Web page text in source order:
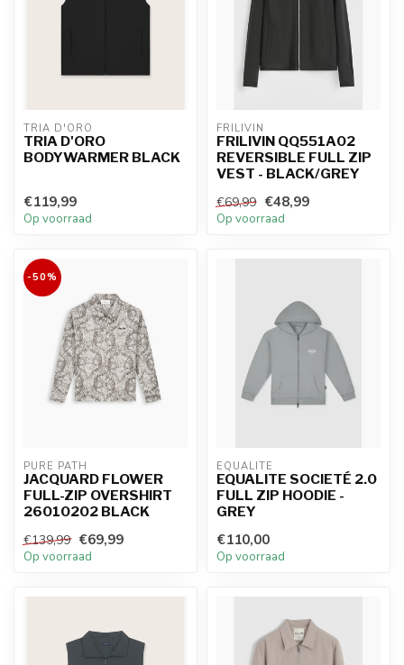
TRIA D'ORO
TRIA D'ORO
BODYWARMER BLACK
€119,99
Op voorraad
FRILIVIN
FRILIVIN QQ551A02
REVERSIBLE FULL ZIP
VEST - BLACK/GREY
€69,99 €48,99
Op voorraad
-50%
PURE PATH
JACQUARD FLOWER
FULL-ZIP OVERSHIRT
26010202 BLACK
€139,99 €69,99
Op voorraad
EQUALITÉ
EQUALITE SOCIETÉ 2.0
FULL ZIP HOODIE -
GREY
€110,00
Op voorraad